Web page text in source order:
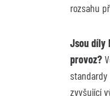
rozsahu
Jsou díly
provoz?
standardy
zvyšující